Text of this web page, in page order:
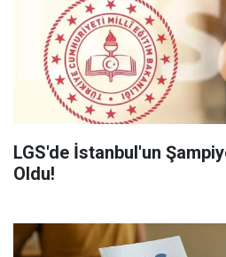
LGS'de İstanbul'un
Oldu!